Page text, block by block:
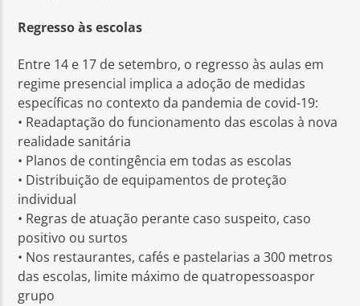
Regresso às escolas
Entre 14 e 17 de setembro, o regresso às aulas em
regime presencial implica a adoção de medidas
específicas no contexto da pandemia de covid-19:
• Readaptação do funcionamento das escolas à nova
realidade sanitária
• Planos de contingência em todas as escolas
• Distribuição de equipamentos de proteção
individual
• Regras de atuação perante caso suspeito, caso
positivo ou surtos
• Nos restaurantes, cafés e pastelarias a 300 metros
das escolas, limite máximo de quatropessoaspor
grupo